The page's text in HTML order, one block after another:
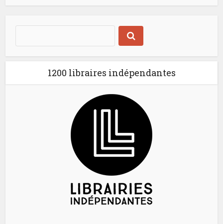
1200 libraires indépendantes